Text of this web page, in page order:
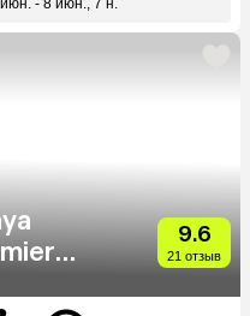
- 8 июн., 7 н.
9.6
21 отзыв